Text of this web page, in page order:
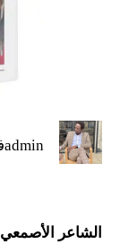
adminفبراير 23, 2025
باشري